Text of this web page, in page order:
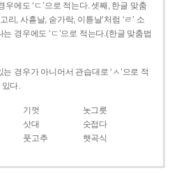
우에도 ‘ㄷ’으로 적는다. 셋째, 한글 맞춤
리, 사흗날, 숟가락, 이튿날’처럼 ‘ㄹ’ 소
는 경우에도 ‘ㄷ’으로 적는다.(한글 맞춤법
는 경우가 아니어서 관습대로 ‘ㅅ’으로 적
있다.
기껏
놋그릇
삿대
숫접다
풋고추 햇곡식